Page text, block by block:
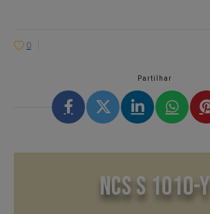
0
Partilhar
NCS S 1010-Y